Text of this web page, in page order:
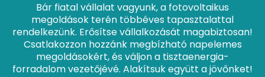
Bár fiatal vállalat vagyunk, a fotovoltaikus
megoldások terén többéves tapasztalattal
rendelkezünk. Erősítse vállalkozását magabiztosan!
Csatlakozzon hozzánk megbízható napelemes
megoldásokért, és váljon a tisztaenergia-
forradalom vezetőjévé. Alakítsuk együtt a jövőnket!